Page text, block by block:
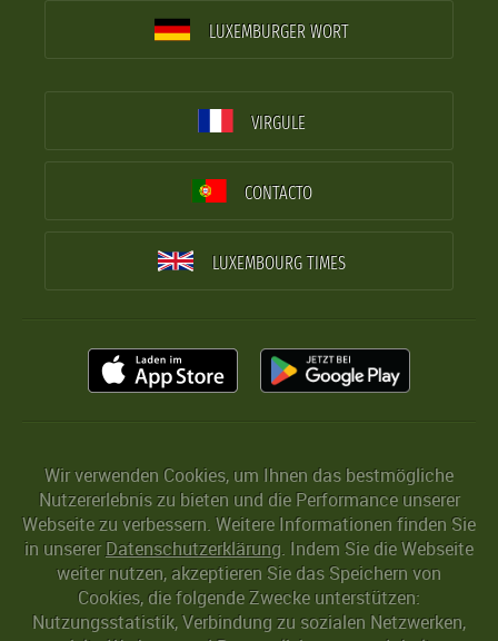
LUXEMBURGER WORT
VIRGULE
CONTACTO
LUXEMBOURG TIMES
Wir verwenden Cookies, um Ihnen das bestmögliche
Nutzererlebnis zu bieten und die Performance unserer
Webseite zu verbessern. Weitere Informationen finden Sie
in unserer Datenschutzerklärung. Indem Sie die Webseite
weiter nutzen, akzeptieren Sie das Speichern von
Cookies, die folgende Zwecke unterstützen:
Nutzungsstatistik, Verbindung zu sozialen Netzwerken,